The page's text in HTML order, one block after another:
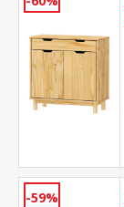
-59%